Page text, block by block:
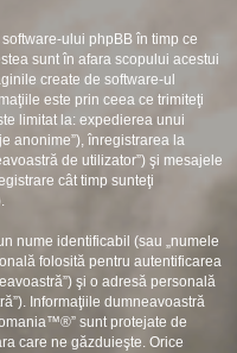
ului phpBB în timp ce
sunt în afara scopului acestui
create de software-ul
este prin ceea ce trimiteţi
limitat la: expedierea unui
anonime”), înregistrarea la
de utilizator”) şi mesajele
cât timp sunteţi
nume identificabil (sau „numele
folosită pentru autentificarea
şi o adresă personală
Informaţiile dumneavoastră
sunt protejate de
care ne găzduieşte. Orice